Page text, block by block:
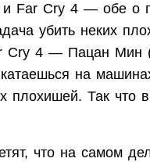
Far Cry 4 — обе о
убить неких
Cry 4 — Пацан Мин
на
плохишей. Так что
что на самом